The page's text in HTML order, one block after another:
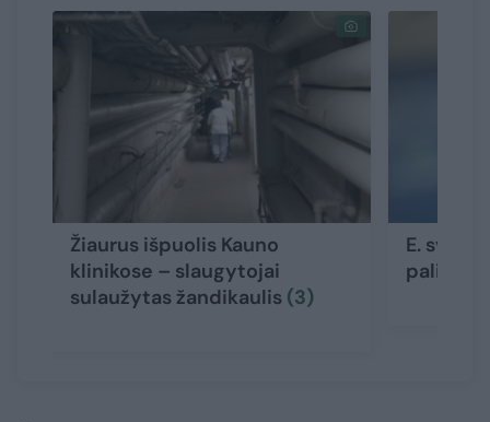
Žiaurus išpuolis Kauno
klinikose – slaugytojai
sulaužytas žandikaulis (3)
E.
palies